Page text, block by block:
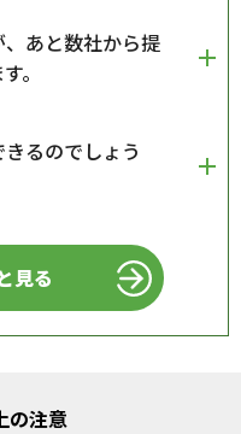
あと数社から提
。
るのでしょう
見る
の注意